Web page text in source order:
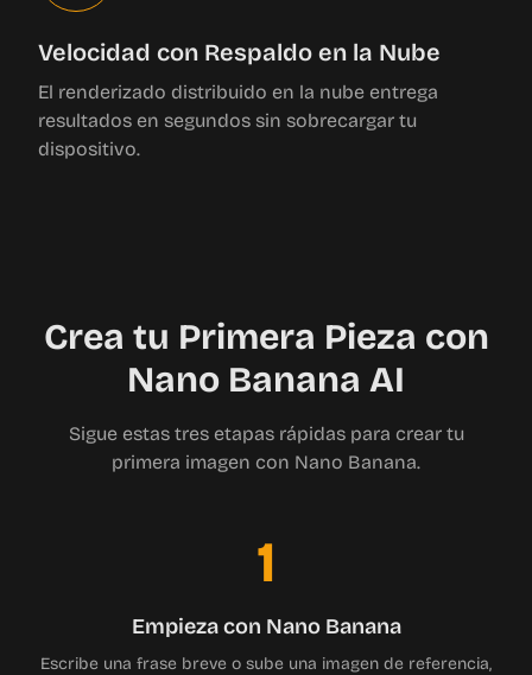
Velocidad con Respaldo en la Nube
El renderizado distribuido en la nube entrega
resultados en segundos sin sobrecargar tu
dispositivo.
Crea tu Primera Pieza con
Nano Banana AI
Sigue estas tres etapas rápidas para crear tu
primera imagen con Nano Banana.
1
Empieza con Nano Banana
Escribe una frase breve o sube una imagen de referencia,